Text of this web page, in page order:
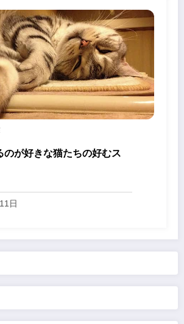
のが好きな猫たちの好むス
日